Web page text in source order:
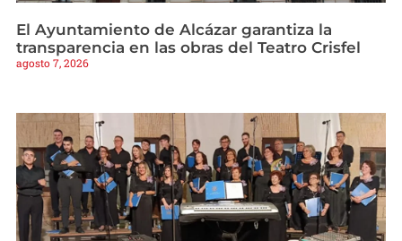
El Ayuntamiento de Alcázar garantiza la
transparencia en las obras del Teatro Crisfel
agosto 7, 2026